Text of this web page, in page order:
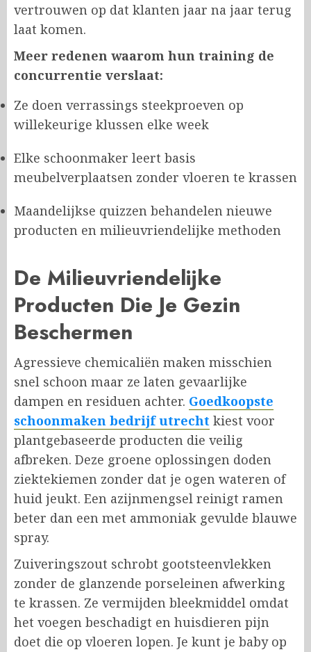
vertrouwen op dat klanten jaar na jaar terug
laat komen.
Meer redenen waarom hun training de
concurrentie verslaat:
Ze doen verrassings steekproeven op
willekeurige klussen elke week
Elke schoonmaker leert basis
meubelverplaatsen zonder vloeren te krassen
Maandelijkse quizzen behandelen nieuwe
producten en milieuvriendelijke methoden
De Milieuvriendelijke
Producten Die Je Gezin
Beschermen
Agressieve chemicaliën maken misschien
snel schoon maar ze laten gevaarlijke
dampen en residuen achter. Goedkoopste
schoonmaken bedrijf utrecht kiest voor
plantgebaseerde producten die veilig
afbreken. Deze groene oplossingen doden
ziektekiemen zonder dat je ogen wateren of
huid jeukt. Een azijnmengsel reinigt ramen
beter dan een met ammoniak gevulde blauwe
spray.
Zuiveringszout schrobt gootsteenvlekken
zonder de glanzende porseleinen afwerking
te krassen. Ze vermijden bleekmiddel omdat
het voegen beschadigt en huisdieren pijn
doet die op vloeren lopen. Je kunt je baby op